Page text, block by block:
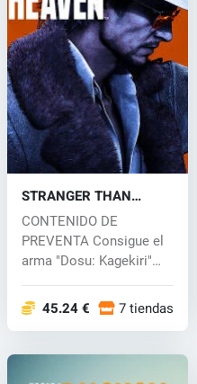
STRANGER THAN
HEAVEN (PC) key
CONTENIDO DE
PREVENTA Consigue el
arma "Dosu: Kagekiri"
45.24 € 7 tiendas